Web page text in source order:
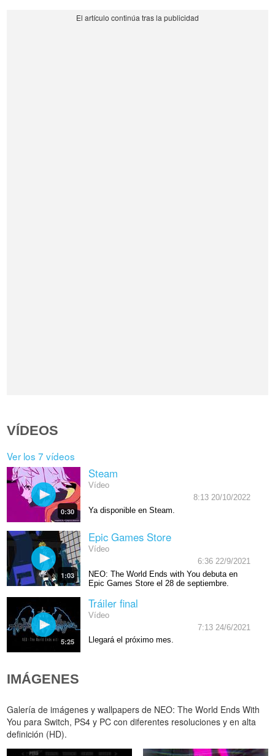
VÍDEOS
Ver los 7 vídeos
0:30
Steam
Vídeo
8:13 20/10/2022
Ya disponible en Steam.
1:03
Epic Games Store
Vídeo
6:36 22/9/2021
NEO: The World Ends with You debuta en
Epic Games Store el 28 de septiembre.
5:25
Tráiler final
Vídeo
7:13 24/6/2021
Llegará el próximo mes.
IMÁGENES
Galería de imágenes y wallpapers de NEO: The World Ends With
You para Switch, PS4 y PC con diferentes resoluciones y en alta
definición (HD).